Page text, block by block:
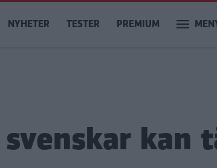
Main
navigation
NYHETER TESTER PREMIUM
kan